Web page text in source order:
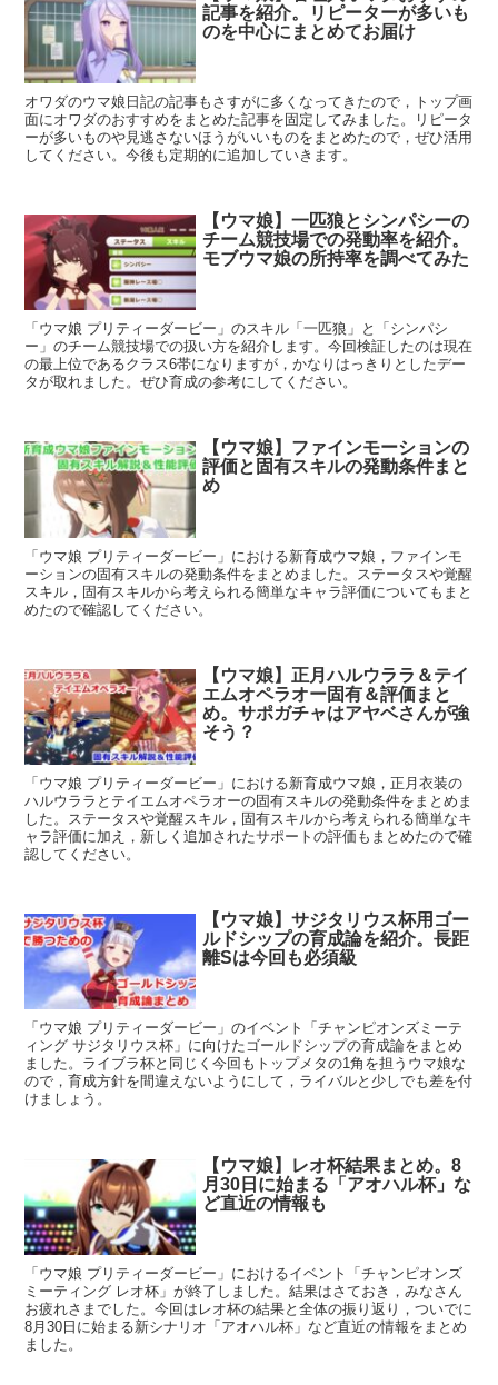
記事を紹介。リピーターが多いも
のを中心にまとめてお届け
オワダのウマ娘日記の記事もさすがに多くなってきたので，トップ画
面にオワダのおすすめをまとめた記事を固定してみました。リピータ
ーが多いものや見逃さないほうがいいものをまとめたので，ぜひ活用
してください。今後も定期的に追加していきます。
【ウマ娘】一匹狼とシンパシーの
チーム競技場での発動率を紹介。
モブウマ娘の所持率を調べてみた
「ウマ娘 プリティーダービー」のスキル「一匹狼」と「シンパシ
ー」のチーム競技場での扱い方を紹介します。今回検証したのは現在
の最上位であるクラス6帯になりますが，かなりはっきりとしたデー
タが取れました。ぜひ育成の参考にしてください。
【ウマ娘】ファインモーションの
評価と固有スキルの発動条件まと
め
「ウマ娘 プリティーダービー」における新育成ウマ娘，ファインモ
ーションの固有スキルの発動条件をまとめました。ステータスや覚醒
スキル，固有スキルから考えられる簡単なキャラ評価についてもまと
めたので確認してください。
【ウマ娘】正月ハルウララ＆テイ
エムオペラオー固有＆評価まと
め。サポガチャはアヤベさんが強
そう？
「ウマ娘 プリティーダービー」における新育成ウマ娘，正月衣装の
ハルウララとテイエムオペラオーの固有スキルの発動条件をまとめま
した。ステータスや覚醒スキル，固有スキルから考えられる簡単なキ
ャラ評価に加え，新しく追加されたサポートの評価もまとめたので確
認してください。
【ウマ娘】サジタリウス杯用ゴー
ルドシップの育成論を紹介。長距
離Sは今回も必須級
「ウマ娘 プリティーダービー」のイベント「チャンピオンズミーテ
ィング サジタリウス杯」に向けたゴールドシップの育成論をまとめ
ました。ライブラ杯と同じく今回もトップメタの1角を担うウマ娘な
ので，育成方針を間違えないようにして，ライバルと少しでも差を付
けましょう。
【ウマ娘】レオ杯結果まとめ。8
月30日に始まる「アオハル杯」な
ど直近の情報も
「ウマ娘 プリティーダービー」におけるイベント「チャンピオンズ
ミーティング レオ杯」が終了しました。結果はさておき，みなさん
お疲れさまでした。今回はレオ杯の結果と全体の振り返り，ついでに
8月30日に始まる新シナリオ「アオハル杯」など直近の情報をまとめ
ました。